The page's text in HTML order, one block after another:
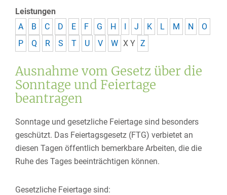
Leistungen
A
B C D E F G H I J K L M N
O
P
Q R S T U V W X Y Z
Ausnahme vom Gesetz über die
Sonntage und Feiertage
beantragen
Sonntage und gesetzliche Feiertage sind besonders
geschützt. Das Feiertagsgesetz (FTG) verbietet an
diesen Tagen öffentlich bemerkbare Arbeiten, die die
Ruhe des Tages beeinträchtigen können.
Gesetzliche Feiertage sind: